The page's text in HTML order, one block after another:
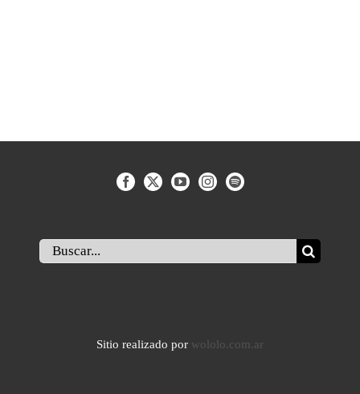
Buscar:
Sitio realizado por wololo.com.ar